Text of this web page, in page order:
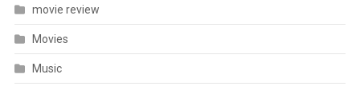
movie review
Movies
Music